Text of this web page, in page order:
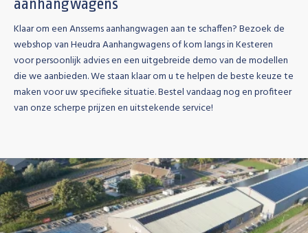
aanhangwagens
Klaar om een Anssems aanhangwagen aan te schaffen? Bezoek de
webshop van Heudra Aanhangwagens of kom langs in Kesteren
voor persoonlijk advies en een uitgebreide demo van de modellen
die we aanbieden. We staan klaar om u te helpen de beste keuze te
maken voor uw specifieke situatie. Bestel vandaag nog en profiteer
van onze scherpe prijzen en uitstekende service!